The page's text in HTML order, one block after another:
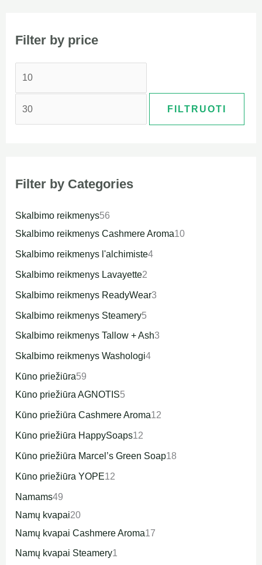
Filter by price
FILTRUOTI
Filter by Categories
Skalbimo reikmenys56
Skalbimo reikmenys Cashmere Aroma10
Skalbimo reikmenys l'alchimiste4
Skalbimo reikmenys Lavayette2
Skalbimo reikmenys ReadyWear3
Skalbimo reikmenys Steamery5
Skalbimo reikmenys Tallow + Ash3
Skalbimo reikmenys Washologi4
Kūno priežiūra59
Kūno priežiūra AGNOTIS5
Kūno priežiūra Cashmere Aroma12
Kūno priežiūra HappySoaps12
Kūno priežiūra Marcel’s Green Soap18
Kūno priežiūra YOPE12
Namams49
Namų kvapai20
Namų kvapai Cashmere Aroma17
Namų kvapai Steamery1